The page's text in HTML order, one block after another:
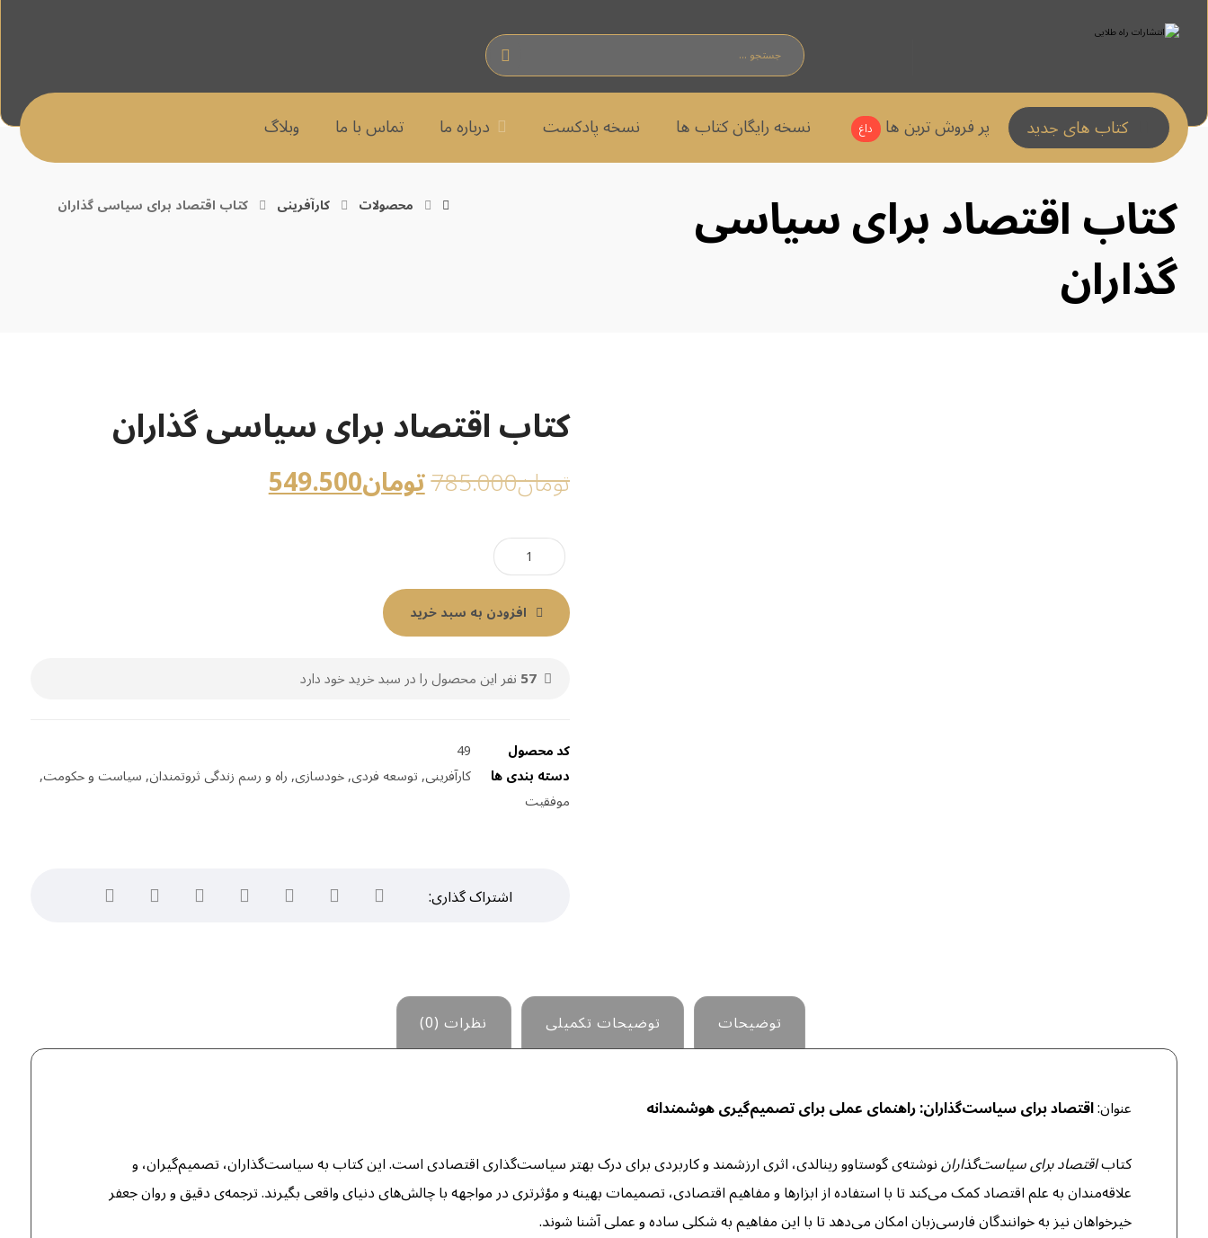
کتاب های جدید پر فروش ترین ها داغ نسخه رایگان کتاب ها نسخه پادکست درباره ما تماس با ما وبلاگ
کتاب اقتصاد برای سیاسی
گذاران
محصولات کارآفرینی کتاب اقتصاد برای سیاسی گذاران
کتاب اقتصاد برای سیاسی گذاران
تومان785.000تومان549.500
افزودن به سبد خرید
57نفر این محصول را در سبد خرید خود دارد
کد محصول
49
دسته بندی ها
کارآفرینی,توسعه فردی,خودسازی,راه و رسم زندگی ثروتمندان,سیاست و حکومت,
موفقیت
توضیحات توضیحات تکمیلی نظرات (0)
عنوان:اقتصاد برای سیاست‌گذاران: راهنمای عملی برای تصمیم‌گیری هوشمندانه
کتاباقتصاد برای سیاست‌گذاراننوشته‌ی گوستاوو رینالدی، اثری ارزشمند و کاربردی برای درک بهتر سیاست‌گذاری اقتصادی است. این کتاب به سیاست‌گذاران، تصمیم‌گیران، و
علاقه‌مندان به علم اقتصاد کمک می‌کند تا با استفاده از ابزارها و مفاهیم اقتصادی، تصمیمات بهینه و مؤثرتری در مواجهه با چالش‌های دنیای واقعی بگیرند. ترجمه‌ی دقیق و روان جعفر
خیرخواهان نیز به خوانندگان فارسی‌زبان امکان می‌دهد تا با این مفاهیم به شکلی ساده و عملی آشنا شوند.